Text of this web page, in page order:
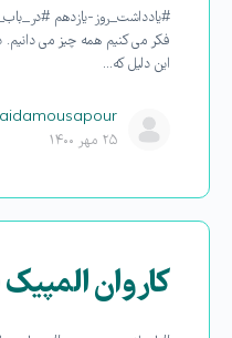
#یادداشت_روز-یازدهم
فکر می کنیم همه چیز می دانیم.
این دلیل که…
aidamousapour
۲۵ مهر ۱۴۰۰
کاروان